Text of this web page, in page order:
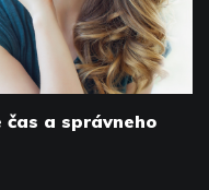
a správneho